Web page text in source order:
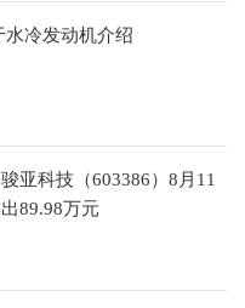
水冷发动机介绍
亚科技（603386）8月11
89.98万元